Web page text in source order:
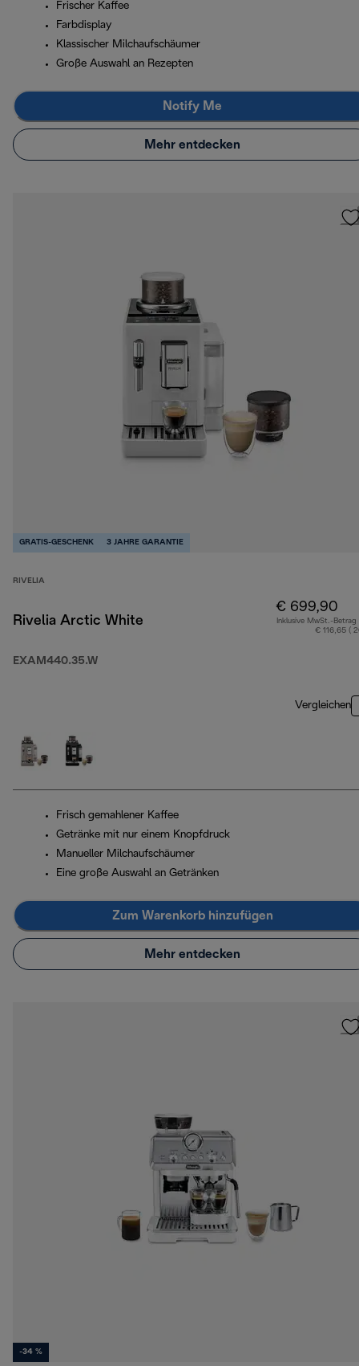
Frischer Kaffee
Farbdisplay
Klassischer Milchaufschäumer
Große Auswahl an Rezepten
Notify Me
Mehr entdecken
GRATIS-GESCHENK 3 JAHRE GARANTIE
RIVELIA
Rivelia Arctic White
EXAM440.35.W
€ 699,90
Inklusive MwSt.-Betrag
€ 116,65 (
Vergleichen
Frisch gemahlener Kaffee
Getränke mit nur einem Knopfdruck
Manueller Milchaufschäumer
Eine große Auswahl an Getränken
Zum Warenkorb hinzufügen
Mehr entdecken
-34 %